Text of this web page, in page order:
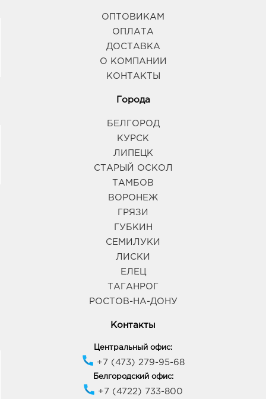
ОПТОВИКАМ
ОПЛАТА
ДОСТАВКА
О КОМПАНИИ
КОНТАКТЫ
Города
БЕЛГОРОД
КУРСК
ЛИПЕЦК
СТАРЫЙ ОСКОЛ
ТАМБОВ
ВОРОНЕЖ
ГРЯЗИ
ГУБКИН
СЕМИЛУКИ
ЛИСКИ
ЕЛЕЦ
ТАГАНРОГ
РОСТОВ-НА-ДОНУ
Контакты
Центральный офис:
+7 (473) 279-95-68
Белгородский офис:
+7 (4722) 733-800